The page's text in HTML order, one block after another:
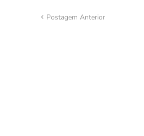
Postagem Anterior